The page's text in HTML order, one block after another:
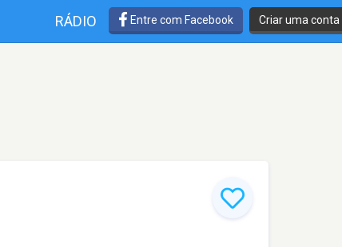
RÁDIO Entre com Facebook Criar uma conta